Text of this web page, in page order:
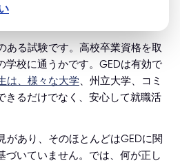
ある試験です。高校卒業資格を取
学校に通うかです。GEDは有効で
は、様々な大学、州立大学、コミ
きるだけでなく、安心して就職活
があり、そのほとんどはGEDに関
づいていません。では、何が正し